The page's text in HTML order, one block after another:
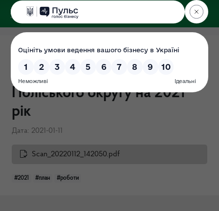
ДЕРЖЕКОІНСПЕКЦІЯ
Поліського округу
План діяльності Державної
екологічної інспекції
Поліського округу на 2021
рік
Дата: 2021-01-11
Scan_20220112_142050.pdf
#2021 #план #роботи